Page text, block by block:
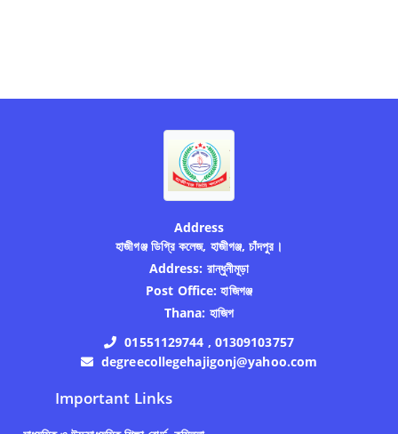
Address
হাজীগঞ্জ ডিগ্রি কলেজ, হাজীগঞ্জ, চাঁদপুর।
Address: রান্ধুনীমূড়া
Post Office: হাজিগঞ্জ
Thana: হাজিগ
01551129744 , 01309103757
degreecollegehajigonj@yahoo.com
Important Links